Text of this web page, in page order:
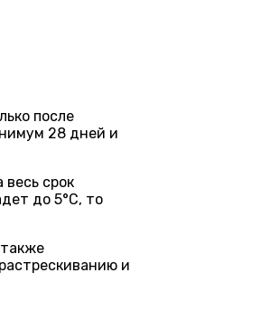
после
28 дней и
срок
до 5°C, то
и